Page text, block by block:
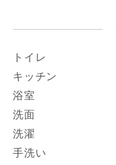
トイレ
キッチン
浴室
洗面
洗濯
手洗い